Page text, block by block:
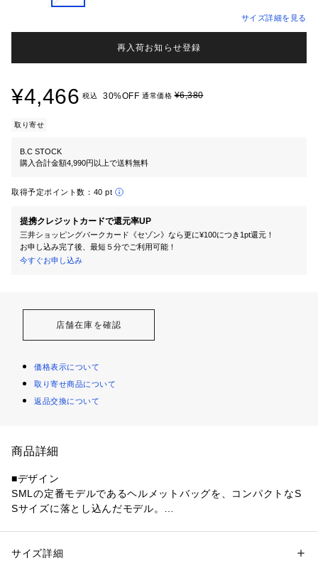
サイズ詳細を見る
再入荷お知らせ登録
¥4,466 税込 30%OFF 通常価格¥6,380
取り寄せ
B.C STOCK
購入合計金額4,990円以上で送料無料
取得予定ポイント数： 40 pt
提携クレジットカードで還元率UP
三井ショッピングパークカード《セゾン》なら更に¥100につき1pt還元！
お申し込み完了後、最短５分でご利用可能！
今すぐお申し込み
店舗在庫を確認
価格表示について
取り寄せ商品について
返品交換について
商品詳細
■デザイン
SMLの定番モデルであるヘルメットバッグを、コンパクトなS
Sサイズに落とし込んだモデル。
ます。
性別：レディース
サイズ詳細